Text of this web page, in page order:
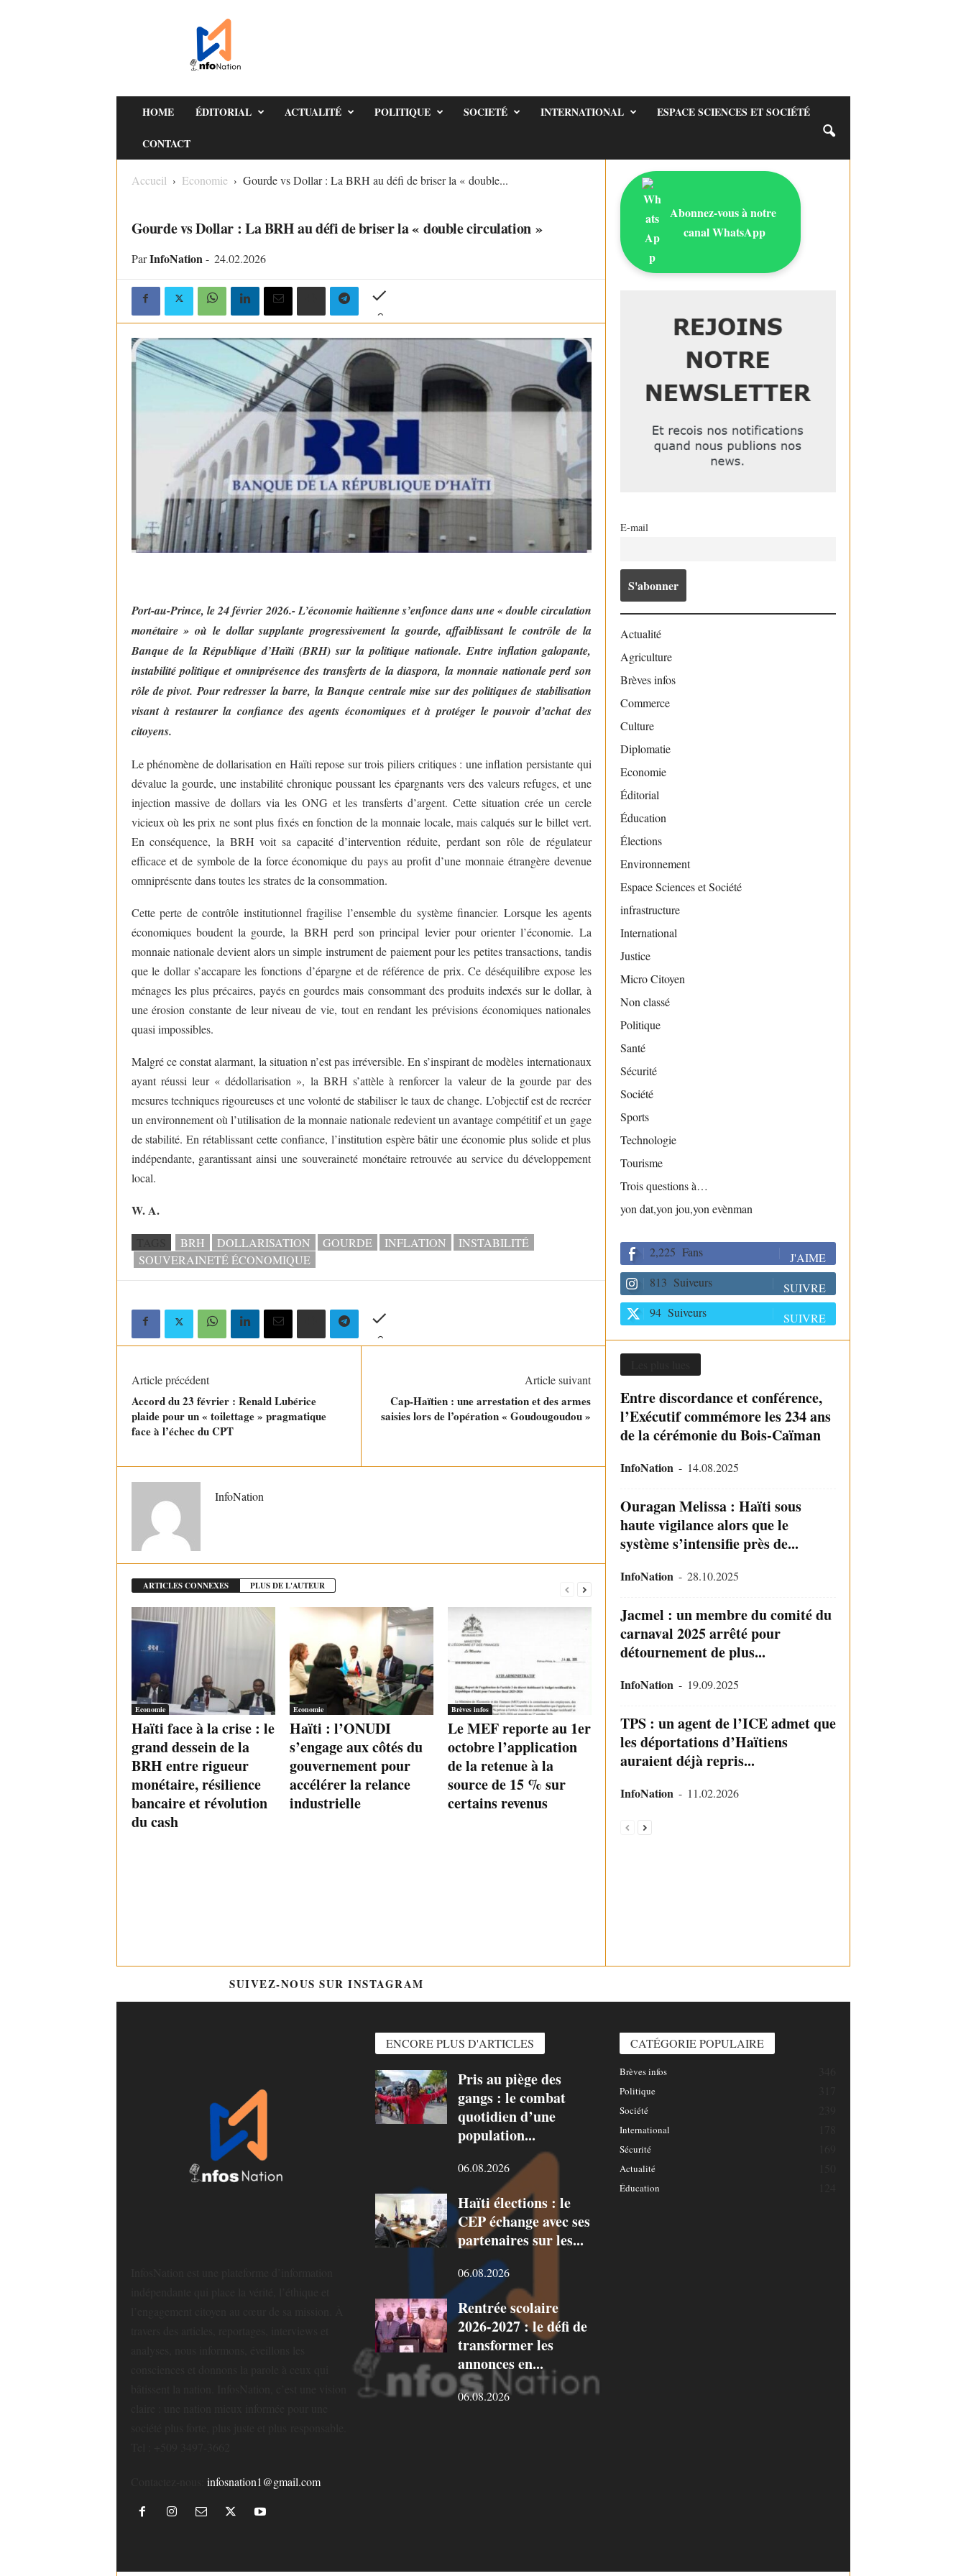
HOME ÉDITORIAL ACTUALITÉ POLITIQUE SOCIETÉ INTERNATIONAL ESPACE SCIENCES ET SOCIÉTÉ
CONTACT
Accueil Economie
Gourde vs Dollar : La BRH au défi de briser la « double...
Gourde vs Dollar : La BRH au défi de briser la « double circulation »
Par InfoNation - 24.02.2026
Port-au-Prince, le 24 février 2026.- L’économie haïtienne s’enfonce dans une « double circulation
monétaire » où le dollar supplante progressivement la gourde, affaiblissant le contrôle de la
Banque de la République d’Haïti (BRH) sur la politique nationale. Entre inflation galopante,
instabilité politique et omniprésence des transferts de la diaspora, la monnaie nationale perd son
rôle de pivot. Pour redresser la barre, la Banque centrale mise sur des politiques de stabilisation
visant à restaurer la confiance des agents économiques et à protéger le pouvoir d’achat des
citoyens.
Le phénomène de dollarisation en Haïti repose sur trois piliers critiques : une inflation persistante qui
dévalue la gourde, une instabilité chronique poussant les épargnants vers des valeurs refuges, et une
injection massive de dollars via les ONG et les transferts d’argent. Cette situation crée un cercle
vicieux où les prix ne sont plus fixés en fonction de la monnaie locale, mais calqués sur le billet vert.
En conséquence, la BRH voit sa capacité d’intervention réduite, perdant son rôle de régulateur
efficace et de symbole de la force économique du pays au profit d’une monnaie étrangère devenue
omniprésente dans toutes les strates de la consommation.
Cette perte de contrôle institutionnel fragilise l’ensemble du système financier. Lorsque les agents
économiques boudent la gourde, la BRH perd son principal levier pour orienter l’économie. La
monnaie nationale devient alors un simple instrument de paiement pour les petites transactions, tandis
que le dollar s’accapare les fonctions d’épargne et de référence de prix. Ce déséquilibre expose les
ménages les plus précaires, payés en gourdes mais consommant des produits indexés sur le dollar, à
une érosion constante de leur niveau de vie, tout en rendant les prévisions économiques nationales
quasi impossibles.
Malgré ce constat alarmant, la situation n’est pas irréversible. En s’inspirant de modèles internationaux
ayant réussi leur « dédollarisation », la BRH s’attèle à renforcer la valeur de la gourde par des
mesures techniques rigoureuses et une volonté de stabiliser le taux de change. L’objectif est de recréer
un environnement où l’utilisation de la monnaie nationale redevient un avantage compétitif et un gage
de stabilité. En rétablissant cette confiance, l’institution espère bâtir une économie plus solide et plus
indépendante, garantissant ainsi une souveraineté monétaire retrouvée au service du développement
local.
W. A.
BRH DOLLARISATION GOURDE INFLATION
INSTABILITÉ
SOUVERAINETÉ ÉCONOMIQUE
Article précédent
Accord du 23 février : Renald Lubérice
plaide pour un « toilettage » pragmatique
face à l’échec du CPT
Article suivant
Cap-Haïtien : une arrestation et des armes
saisies lors de l’opération « Goudougoudou »
InfoNation
ARTICLES CONNEXES PLUS DE L'AUTEUR
Economie
Haïti face à la crise : le
grand dessein de la
BRH entre rigueur
monétaire, résilience
bancaire et révolution
du cash
Economie
Haïti : l’ONUDI
s’engage aux côtés du
gouvernement pour
accélérer la relance
industrielle
Brèves infos
Le MEF reporte au 1er
octobre l’application
de la retenue à la
source de 15 % sur
certains revenus
Abonnez-vous à notre
canal WhatsApp
E-mail
Actualité
Agriculture
Brèves infos
Commerce
Culture
Diplomatie
Economie
Éditorial
Éducation
Élections
Environnement
Espace Sciences et Société
infrastructure
International
Justice
Micro Citoyen
Non classé
Politique
Santé
Sécurité
Société
Sports
Technologie
Tourisme
Trois questions à…
yon dat,yon jou,yon evènman
2,225 Fans
J'AIME
813 Suiveurs
SUIVRE
94 Suiveurs SUIVRE
Entre discordance et conférence,
l’Exécutif commémore les 234 ans
de la cérémonie du Bois-Caïman
InfoNation - 14.08.2025
Ouragan Melissa : Haïti sous
haute vigilance alors que le
système s’intensifie près de...
InfoNation - 28.10.2025
Jacmel : un membre du comité du
carnaval 2025 arrêté pour
détournement de plus...
InfoNation - 19.09.2025
TPS : un agent de l’ICE admet que
les déportations d’Haïtiens
auraient déjà repris...
InfoNation - 11.02.2026
SUIVEZ-NOUS SUR INSTAGRAM
infosnation1@gmail.com
ENCORE PLUS D'ARTICLES
Pris au piège des
gangs : le combat
quotidien d’une
population...
06.08.2026
Haïti élections : le
CEP échange avec ses
partenaires sur les...
06.08.2026
Rentrée scolaire
2026-2027 : le défi de
transformer les
annonces en...
06.08.2026
CATÉGORIE POPULAIRE
Brèves infos
Politique
Société
International
Sécurité
Actualité
Éducation